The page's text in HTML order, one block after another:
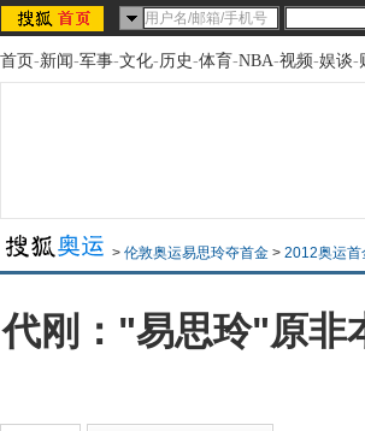
首页-新闻-军事-文化-历史-体育-NBA-视频-娱谈-
> 伦敦奥运易思玲夺首金 > 2012奥运首
代刚："易思玲"原非